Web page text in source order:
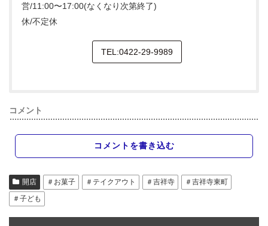
営/11:00〜17:00(なくなり次第終了)
休/不定休
TEL:0422-29-9989
コメント
コメントを書き込む
開店 ＃お菓子 ＃テイクアウト ＃吉祥寺
＃吉祥寺東町
＃子ども